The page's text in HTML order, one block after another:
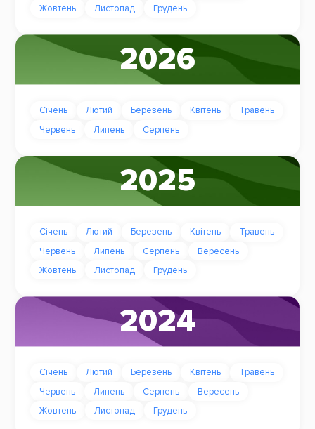
Жовтень
Листопад Грудень
2026
Січень Лютий Березень Квітень
Травень
Червень
Липень Серпень
2025
Січень Лютий Березень Квітень
Травень
Червень
Липень Серпень
Вересень
Жовтень
Листопад Грудень
2024
Січень Лютий Березень Квітень
Травень
Червень
Липень Серпень
Вересень
Жовтень
Листопад Грудень